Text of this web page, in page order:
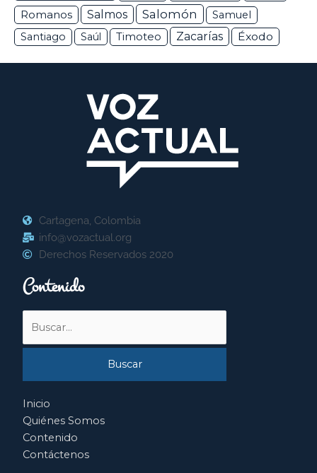
Romanos Salmos Salomón
Samuel
Santiago
Saúl Timoteo Zacarías Éxodo
Cartagena, Colombia
info@vozactual.org
Derechos Reservados 2020
Contenido
por:
Inicio
Quiénes Somos
Contenido
Contáctenos